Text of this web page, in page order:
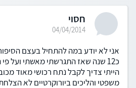
חסוי
04/04/2014
אני לא יודע במה להתחיל בעצם
כ12 שנה שאז התגרשתי מאשתי ועל
הייתי צדיך לקבל נתח רכושי מאוד
משפטי והליכים ביורוקרטיים לא